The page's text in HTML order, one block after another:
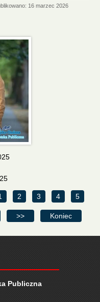
16 marzec 2026
2 3 4 5
>> Koniec
Publiczna